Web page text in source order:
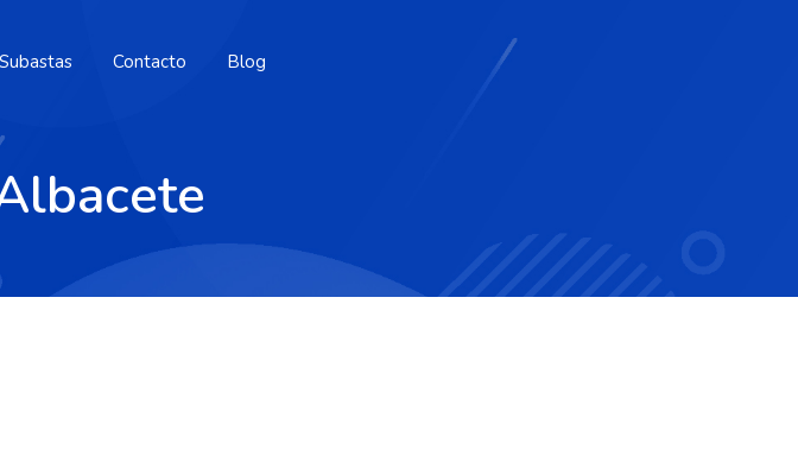
Subastas Contacto Blog